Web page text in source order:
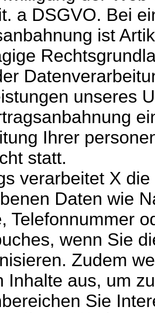
a DSGVO. Bei
ist
unseres
Ihrer
statt.
verarbeitet X
Daten wie
Telefonnummer
wenn Sie
Zudem
Inhalte aus, um
Sie